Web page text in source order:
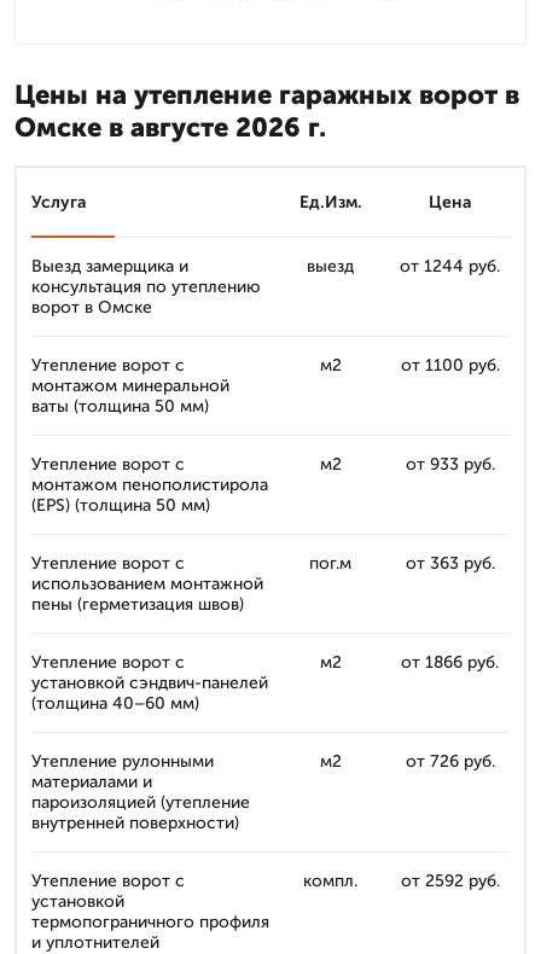
Цены на утепление гаражных ворот в
Омске в августе 2026 г.
Услуга Ед.Изм. Цена
Выезд замерщика и
консультация по утеплению
ворот в Омске
выезд от 1244 руб.
Утепление ворот с
монтажом минеральной
ваты (толщина 50 мм)
м2 от 1100 руб.
Утепление ворот с
монтажом пенополистирола
(EPS) (толщина 50 мм)
м2 от 933 руб.
Утепление ворот с
использованием монтажной
пены (герметизация швов)
пог.м от 363 руб.
Утепление ворот с
установкой сэндвич-панелей
(толщина 40–60 мм)
м2 от 1866 руб.
Утепление рулонными
материалами и
пароизоляцией (утепление
внутренней поверхности)
м2 от 726 руб.
Утепление ворот с
установкой
термопограничного профиля
и уплотнителей
компл. от 2592 руб.